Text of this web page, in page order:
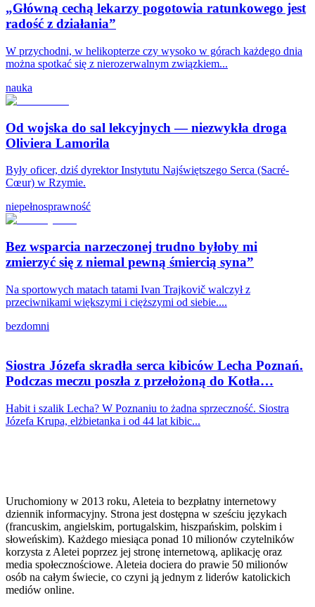
„Główną cechą lekarzy pogotowia ratunkowego jest
radość z działania”
W przychodni, w helikopterze czy wysoko w górach każdego dnia
można spotkać się z nierozerwalnym związkiem...
nauka
Od wojska do sal lekcyjnych — niezwykła droga
Oliviera Lamorila
Były oficer, dziś dyrektor Instytutu Najświętszego Serca (Sacré-
Cœur) w Rzymie.
niepełnosprawność
Bez wsparcia narzeczonej trudno byłoby mi
zmierzyć się z niemal pewną śmiercią syna”
Na sportowych matach tatami Ivan Trajkovič walczył z
przeciwnikami większymi i cięższymi od siebie....
bezdomni
Siostra Józefa skradła serca kibiców Lecha Poznań.
Podczas meczu poszła z przełożoną do Kotła…
Habit i szalik Lecha? W Poznaniu to żadna sprzeczność. Siostra
Józefa Krupa, elżbietanka i od 44 lat kibic...
Uruchomiony w 2013 roku, Aleteia to bezpłatny internetowy
dziennik informacyjny. Strona jest dostępna w sześciu językach
(francuskim, angielskim, portugalskim, hiszpańskim, polskim i
słoweńskim). Każdego miesiąca ponad 10 milionów czytelników
korzysta z Aletei poprzez jej stronę internetową, aplikację oraz
media społecznościowe. Aleteia dociera do prawie 50 milionów
osób na całym świecie, co czyni ją jednym z liderów katolickich
mediów online.